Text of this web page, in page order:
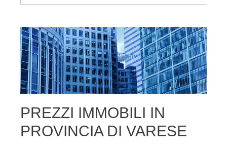
PREZZI IMMOBILI IN
PROVINCIA DI VARESE